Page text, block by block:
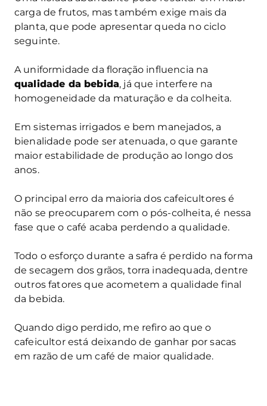
carga de frutos, mas também exige mais da
planta, que pode apresentar queda no ciclo
seguinte.
A uniformidade da floração influencia na
qualidade da bebida, já que interfere na
homogeneidade da maturação e da colheita.
Em sistemas irrigados e bem manejados, a
bienalidade pode ser atenuada, o que garante
maior estabilidade de produção ao longo dos
anos.
O principal erro da maioria dos cafeicultores é
não se preocuparem com o pós-colheita, é nessa
fase que o café acaba perdendo a qualidade.
Todo o esforço durante a safra é perdido na forma
de secagem dos grãos, torra inadequada, dentre
outros fatores que acometem a qualidade final
da bebida.
Quando digo perdido, me refiro ao que o
cafeicultor está deixando de ganhar por sacas
em razão de um café de maior qualidade.